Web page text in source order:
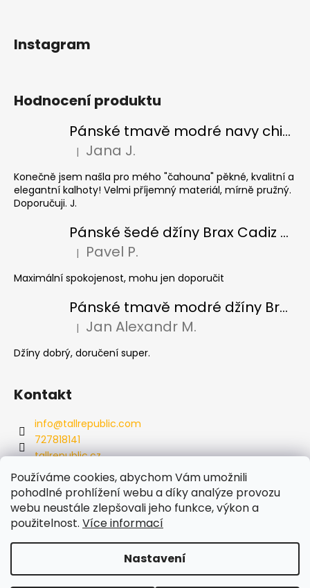
Používáme cookies, abychom Vám umožnili
pohodlné prohlížení webu a díky analýze provozu
webu neustále zlepšovali jeho funkce, výkon a
použitelnost. Více informací
Nastavení
Instagram
Hodnocení produktu
Pánské tmavě modré navy chinos Ed Baxter, prodloužené
Hodnocení produktu je 5 z 5 hvězdiček.
| Jana J.
Konečně jsem našla pro mého "čahouna" pěkné, kvalitní a
elegantní kalhoty! Velmi příjemný materiál, mírně pružný.
Doporučuji. J.
Pánské šedé džíny Brax Cadiz Grey smoke, prodloužené
Hodnocení produktu je 5 z 5 hvězdiček.
| Pavel P.
Maximální spokojenost, mohu jen doporučit
Pánské tmavě modré džíny Brax Cadiz Dark blue, prodloužené
Hodnocení produktu je 5 z 5 hvězdiček.
| Jan Alexandr M.
Džíny dobrý, doručení super.
Kontakt
info@tallrepublic.com
727818141
tallrepublic.cz
tallrepublic.cz/
727818141
Vytvořil Shoptet